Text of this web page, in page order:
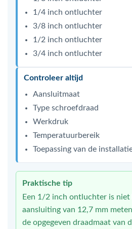
1/4 inch ontluchter
3/8 inch ontluchter
1/2 inch ontluchter
3/4 inch ontluchter
Controleer altijd
Aansluitmaat
Type schroefdraad
Werkdruk
Temperatuurbereik
Toepassing van de
Praktische tip
Een 1/2 inch ontluchter is niet
aansluiting van 12,7 mm
de opgegeven draadmaat van